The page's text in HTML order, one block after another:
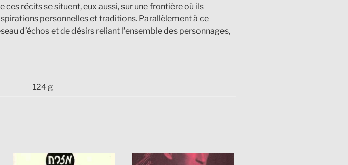
ces récits se situent, eux aussi, sur une frontière où ils
personnelles et traditions. Parallèlement à ce
d’échos et de désirs reliant l’ensemble des personnages,
124 g